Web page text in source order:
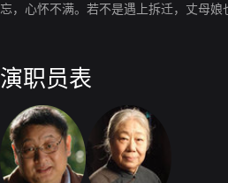
忘，心怀不满。若不是遇上拆迁，丈母娘
演职员表